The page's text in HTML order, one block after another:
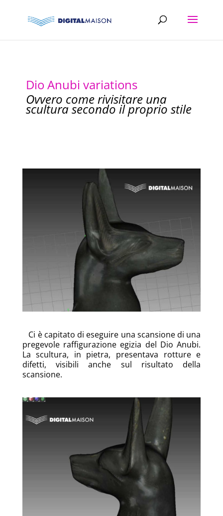
Dio Anubi variations
Ovvero come rivisitare una
scultura secondo il proprio stile
Ci è capitato di eseguire una scansione di una
pregevole raffigurazione egizia del Dio Anubi.
La scultura, in pietra, presentava rotture e
difetti, visibili anche sul risultato della
scansione.